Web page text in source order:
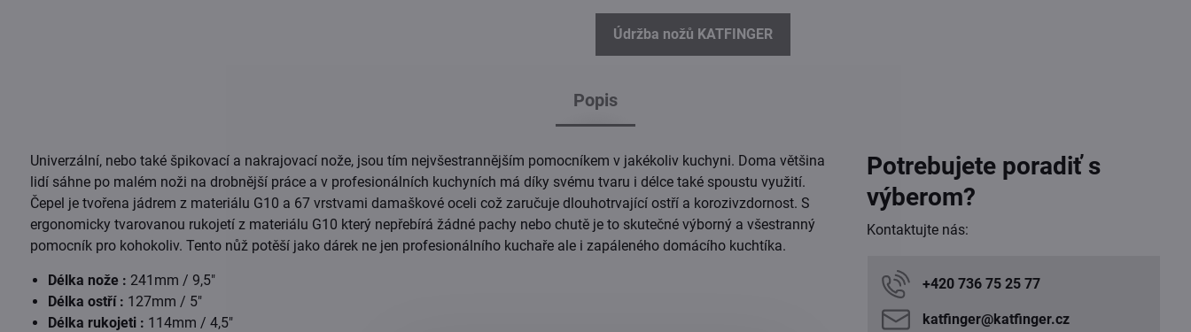
Údržba nožů KATFINGER
Popis
Univerzální, nebo také špikovací a nakrajovací nože, jsou tím nejvšestrannějším pomocníkem v jakékoliv kuchyni. Doma většina
lidí sáhne po malém noži na drobnější práce a v profesionálních kuchyních má díky svému tvaru i délce také spoustu využití.
Čepel je tvořena jádrem z materiálu G10 a 67 vrstvami damaškové oceli což zaručuje dlouhotrvající ostří a korozivzdornost. S
ergonomicky tvarovanou rukojetí z materiálu G10 který nepřebírá žádné pachy nebo chutě je to skutečné výborný a všestranný
pomocník pro kohokoliv. Tento nůž potěší jako dárek ne jen profesionálního kuchaře ale i zapáleného domácího kuchtíka.
Délka nože : 241mm / 9,5"
Délka ostří : 127mm / 5"
Délka rukojeti : 114mm / 4,5"
Potrebujete poradiť s
výberom?
Kontaktujte nás:
+420 736 75 25 77
katfinger​@katfinger​.cz